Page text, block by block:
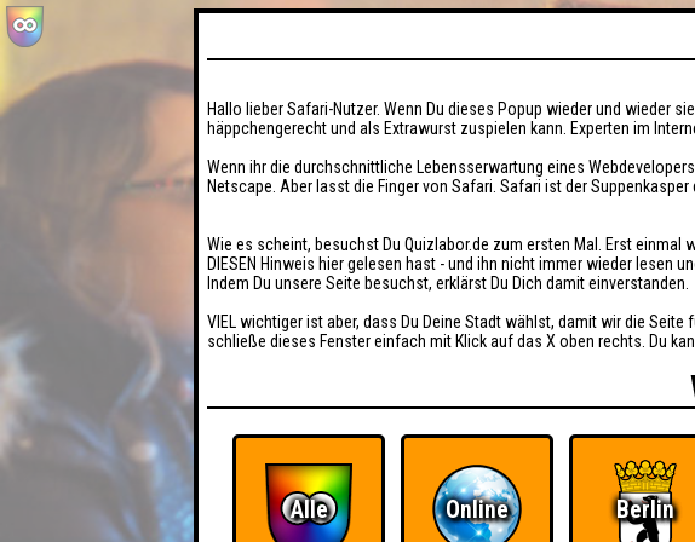
Hallo lieber Safari-Nutzer. Wenn Du dieses Popup wieder und wieder
häppchengerecht und als Extrawurst zuspielen kann. Experten im
Wenn ihr die durchschnittliche Lebensserwartung eines
Netscape. Aber lasst die Finger von Safari. Safari ist der Suppenkasper
Wie es scheint, besuchst Du Quizlabor.de zum ersten Mal. Erst
DIESEN Hinweis hier gelesen hast - und ihn nicht immer wieder lesen
Indem Du unsere Seite besuchst, erklärst Du Dich damit einverstanden.
VIEL wichtiger ist aber, dass Du Deine Stadt wählst, damit wir die
schließe dieses Fenster einfach mit Klick auf das X oben rechts. Du
Alle Online Berlin